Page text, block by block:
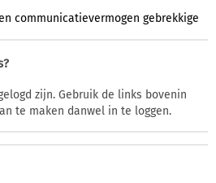
communicatievermogen gebrekkige
zijn. Gebruik de links bovenin
te maken danwel in te loggen.